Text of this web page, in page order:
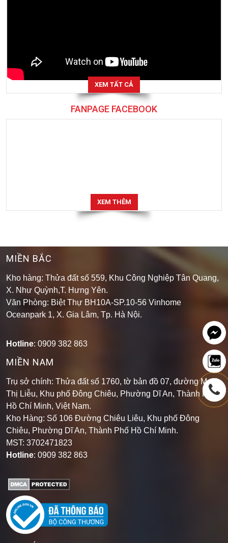
XEM TẤT CẢ
FANPAGE FACEBOOK
XEM THÊM
MIỀN BẮC
Kho hàng: Thửa đất số 559, Khu Công Nghiệp Tân Quang,
X. Như Quỳnh,T. Hưng Yên.
Văn Phòng: Biệt Thự BH10A-SP.10-56 Vinhome
Oceanpark 1, X. Gia Lâm, Tp. Hà Nội.
Hotline: 0909 382 863
MIỀN NAM
Trụ sở chính: Thửa đất số 1760, tờ bản đồ 07, đường Mạch
Thị Liễu, Khu phố Đông Chiêu, Phường Dĩ An, Thành Phố
Hồ Chí Minh, Việt Nam.
Kho Hàng: Số 106 Đường Chiêu Liêu, Khu phố Đông
Chiêu, Phường Dĩ An, Thành Phố Hồ Chí Minh.
MST: 3702471823
Hotline: 0909 382 863